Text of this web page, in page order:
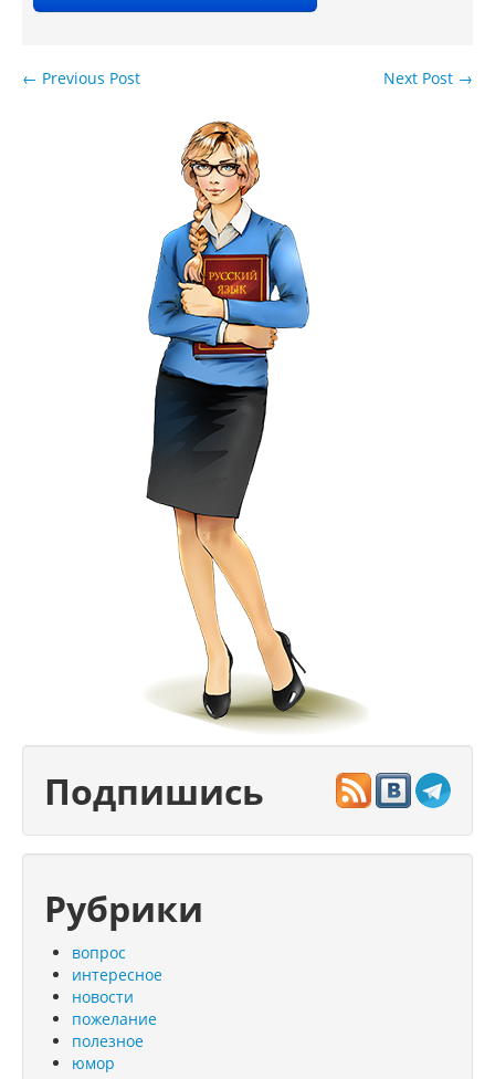
Next Post →
← Previous Post
Подпишись
Рубрики
вопрос
интересное
новости
пожелание
полезное
юмор